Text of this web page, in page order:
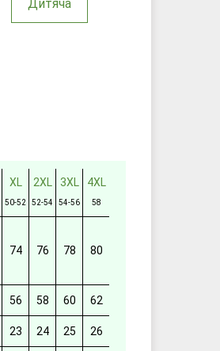
Дитяча
XL
50-52
2XL
52-54
3XL
54-56
4XL
58
74 76 78 80
56 58 60 62
23 24 25 26